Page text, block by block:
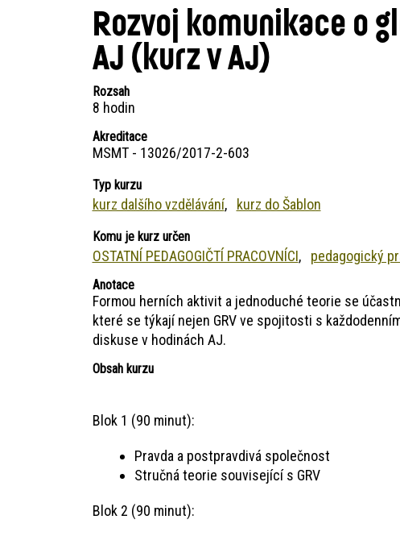
Rozvoj komunikace o
AJ (kurz v AJ)
Rozsah
8 hodin
Akreditace
MSMT - 13026/2017-2-603
Typ kurzu
kurz dalšího vzdělávání kurz do Šablon
Komu je kurz určen
OSTATNÍ PEDAGOGIČTÍ PRACOVNÍCI pedagogický
Anotace
Formou herních aktivit a jednoduché teorie se
které se týkají nejen GRV ve spojitosti s
diskuse v hodinách AJ.
Obsah kurzu
Blok 1 (90 minut):
Pravda a postpravdivá společnost
Stručná teorie související s GRV
Blok 2 (90 minut):